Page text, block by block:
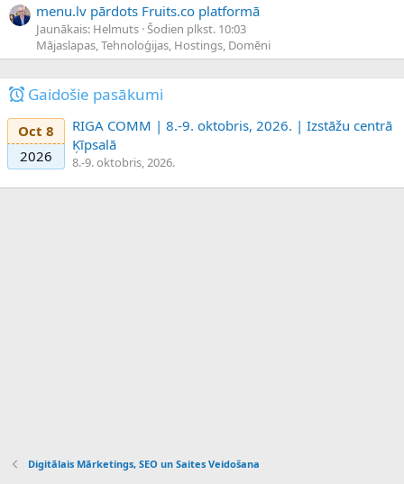
menu.lv pārdots Fruits.co platformā
Jaunākais: Helmuts Šodien plkst. 10:03
Mājaslapas, Tehnoloģijas, Hostings, Domēni
Gaidošie pasākumi
Oct 8
2026
RIGA COMM | 8.-9. oktobris, 2026. | Izstāžu centrā
Ķīpsalā
8.-9. oktobris, 2026.
Digitālais Mārketings, SEO un Saites Veidošana